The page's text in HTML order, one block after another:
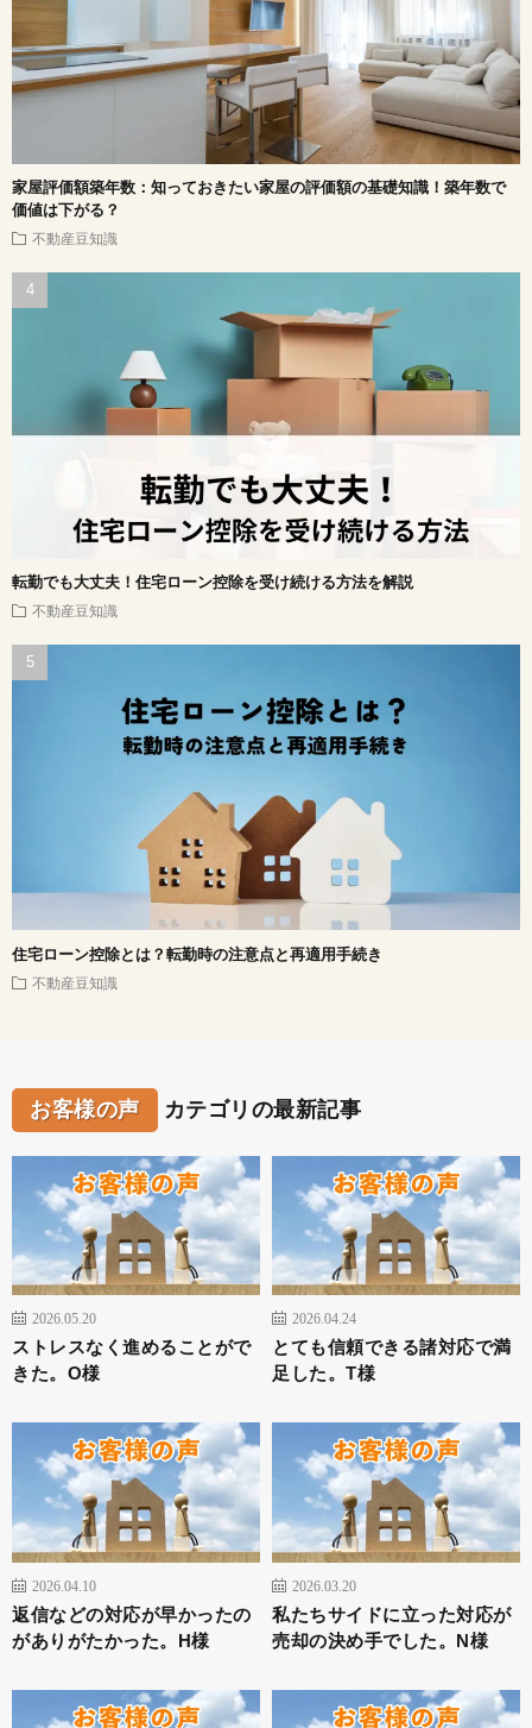
家屋評価額築年数：知っておきたい家屋の評価額の基礎知識！築年数で
価値は下がる？
不動産豆知識
転勤でも大丈夫！住宅ローン控除を受け続ける方法を解説
不動産豆知識
住宅ローン控除とは？転勤時の注意点と再適用手続き
不動産豆知識
お客様の声 カテゴリの最新記事
2026.05.20
ストレスなく進めることがで
きた。O様
2026.04.24
とても信頼できる諸対応で満
足した。T様
2026.04.10
返信などの対応が早かったの
がありがたかった。H様
2026.03.20
私たちサイドに立った対応が
売却の決め手でした。N様